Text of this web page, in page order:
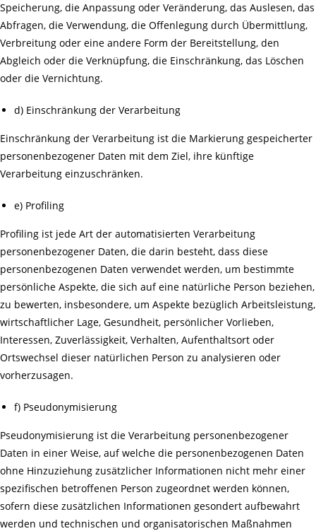
Speicherung, die Anpassung oder Veränderung, das Auslesen, das
Abfragen, die Verwendung, die Offenlegung durch Übermittlung,
Verbreitung oder eine andere Form der Bereitstellung, den
Abgleich oder die Verknüpfung, die Einschränkung, das Löschen
oder die Vernichtung.
d) Einschränkung der Verarbeitung
Einschränkung der Verarbeitung ist die Markierung gespeicherter
personenbezogener Daten mit dem Ziel, ihre künftige
Verarbeitung einzuschränken.
e) Profiling
Profiling ist jede Art der automatisierten Verarbeitung
personenbezogener Daten, die darin besteht, dass diese
personenbezogenen Daten verwendet werden, um bestimmte
persönliche Aspekte, die sich auf eine natürliche Person beziehen,
zu bewerten, insbesondere, um Aspekte bezüglich Arbeitsleistung,
wirtschaftlicher Lage, Gesundheit, persönlicher Vorlieben,
Interessen, Zuverlässigkeit, Verhalten, Aufenthaltsort oder
Ortswechsel dieser natürlichen Person zu analysieren oder
vorherzusagen.
f) Pseudonymisierung
Pseudonymisierung ist die Verarbeitung personenbezogener
Daten in einer Weise, auf welche die personenbezogenen Daten
ohne Hinzuziehung zusätzlicher Informationen nicht mehr einer
spezifischen betroffenen Person zugeordnet werden können,
sofern diese zusätzlichen Informationen gesondert aufbewahrt
werden und technischen und organisatorischen Maßnahmen